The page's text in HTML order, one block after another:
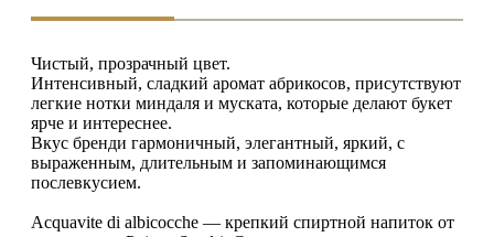
Чистый, прозрачный цвет.
Интенсивный, сладкий аромат абрикосов, присутствуют
легкие нотки миндаля и муската, которые делают букет
ярче и интереснее.
Вкус бренди гармоничный, элегантный, яркий, с
выраженным, длительным и запоминающимся
послевкусием.
Acquavite di albicocche — крепкий спиртной напиток от